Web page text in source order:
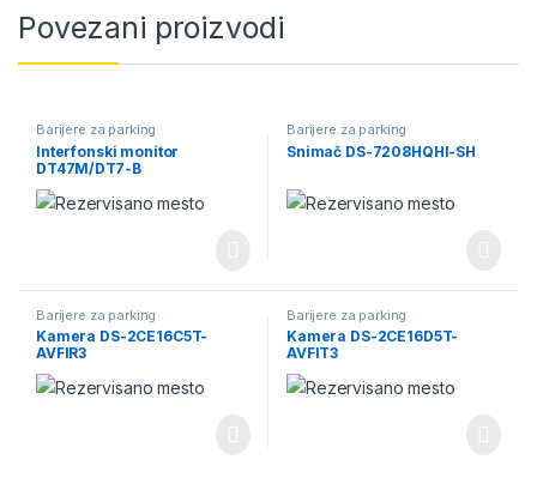
Povezani proizvodi
Barijere za parking
Interfonski monitor
DT47M/DT7-B
Barijere za parking
Snimač DS-7208HQHI-SH
Barijere za parking
Kamera DS-2CE16C5T-
AVFIR3
Barijere za parking
Kamera DS-2CE16D5T-
AVFIT3